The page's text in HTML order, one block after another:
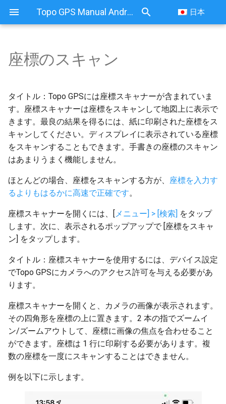
Topo GPS Manual Android 日本
座標のスキャン
タイトル：Topo GPSには座標スキャナーが含まれていま
す。座標スキャナーは座標をスキャンして地図上に表示で
きます。最良の結果を得るには、紙に印刷された座標をス
キャンしてください。ディスプレイに表示されている座標
をスキャンすることもできます。手書きの座標のスキャン
はあまりうまく機能しません。
ほとんどの場合、座標をスキャンする方が、 座標を入力す
るよりもはるかに高速で正確です。
座標スキャナーを開くには、[メニュー] > [検索] をタップ
します。次に、表示されるポップアップで [座標をスキャ
ン] をタップします。
タイトル：座標スキャナーを使用するには、デバイス設定
でTopo GPSにカメラへのアクセス許可を与える必要があ
ります。
座標スキャナーを開くと、カメラの画像が表示されます。
その四角形を座標の上に置きます。2 本の指でズームイ
ン/ズームアウトして、座標に画像の焦点を合わせること
ができます。座標は 1 行に印刷する必要があります。複
数の座標を一度にスキャンすることはできません。
例を以下に示します。